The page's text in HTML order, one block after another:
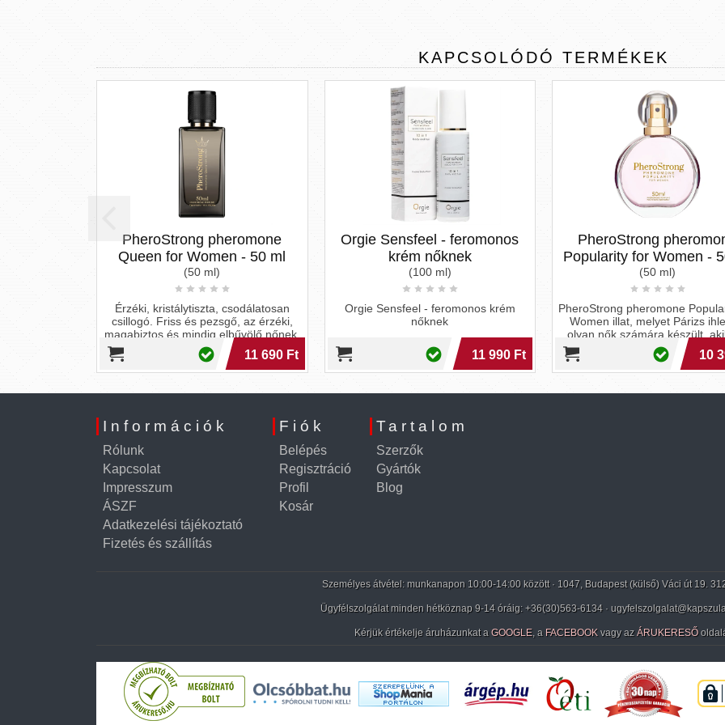
KAPCSOLÓDÓ TERMÉKEK
PheroStrong pheromone
Queen for Women - 50 ml
Érzéki, kristálytiszta, csodálatosan
csillogó. Friss és pezsgő, az érzéki,
magabiztos és mindig elbűvölő nőnek.
Orgie Sensfeel - feromonos
Orgie Sensfeel - feromonos krém
PheroStrong pheromone
Popularity for Women - 50 ml
PheroStrong pheromone Popularity for
Women illat, melyet Párizs ihletett,
olyan nők számára készült, akiknek
fontos
Információk
Rólunk
Kapcsolat
Impresszum
ÁSZF
Adatkezelési tájékoztató
Fizetés és szállítás
Fiók
Belépés
Regisztráció
Profil
Kosár
Tartalom
Szerzők
Gyártók
Blog
Személyes átvétel: munkanapon 10:00-14:00 között · 1047, Budapest (külső) Váci út 19.
Ügyfélszolgálat minden hétköznap 9-14 óráig: +36(30)563-6134 ·
Kérjük értékelje áruházunkat a GOOGLE, a FACEBOOK vagy az ÁRUKERESŐ